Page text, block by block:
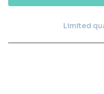
Limited